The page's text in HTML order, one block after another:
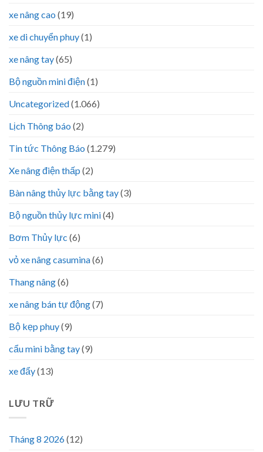
xe nâng cao (19)
xe di chuyển phuy(1)
xe nâng tay(65)
Bộ nguồn mini điện(1)
Uncategorized(1.066)
Lịch Thông báo (2)
Tin tức Thông Báo (1.279)
Xe nâng điện thấp (2)
Bàn nâng thủy lực bằng tay(3)
Bộ nguồn thủy lực mini(4)
Bơm Thủy lực (6)
vỏ xe nâng casumina(6)
Thang nâng(6)
xe nâng bán tự động(7)
Bộ kẹp phuy(9)
cẩu mini bằng tay(9)
xe đẩy(13)
LƯU TRỮ
Tháng 8 2026(12)